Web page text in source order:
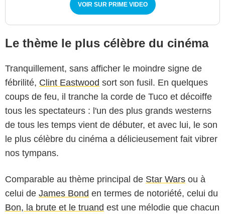
VOIR SUR PRIME VIDEO
Le thème le plus célèbre du cinéma
Tranquillement, sans afficher le moindre signe de
fébrilité, Clint Eastwood sort son fusil. En quelques
coups de feu, il tranche la corde de Tuco et décoiffe
tous les spectateurs : l'un des plus grands westerns
de tous les temps vient de débuter, et avec lui, le son
le plus célèbre du cinéma a délicieusement fait vibrer
nos tympans.
Comparable au thème principal de Star Wars ou à
celui de James Bond en termes de notoriété, celui du
Bon, la brute et le truand est une mélodie que chacun